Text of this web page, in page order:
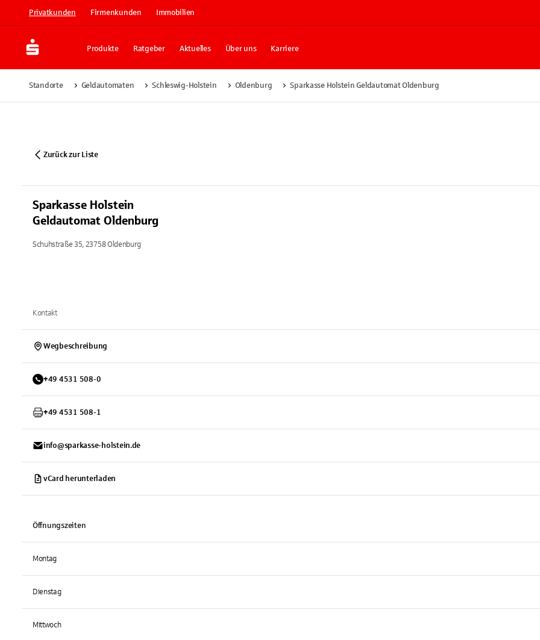
Privatkunden Firmenkunden Immobilien
Produkte Ratgeber Aktuelles Über uns Karriere
Standorte Geldautomaten Schleswig-Holstein Oldenburg Sparkasse Holstein Geldautomat Oldenburg
Zurück zur Liste
Sparkasse Holstein
Geldautomat Oldenburg
Schuhstraße 35, 23758 Oldenburg
Kontakt
Wegbeschreibung
+49 4531 508-0
+49 4531 508-1
info@sparkasse-holstein.de
vCard herunterladen
Öffnungszeiten
Montag
Dienstag
Mittwoch